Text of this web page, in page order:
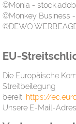
©Monia -
©Monkey Business
©DEWO
EU-
Die Europäische
bereit: https://
Unsere E-Mail-